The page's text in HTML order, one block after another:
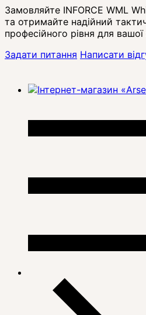
Замовляйте INFORCE WML
та отримайте надійний
професійного рівня для вашої
Задати питання Написати